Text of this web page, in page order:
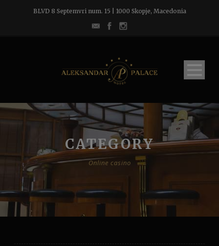
BLVD 8 Septemvri num. 15 | 1000 Skopje, Macedonia
CATEGORY
Online casino